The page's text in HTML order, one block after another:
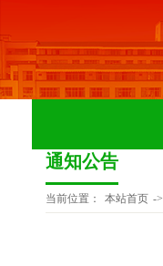
通知公告
当前位置： 本站首页 ->